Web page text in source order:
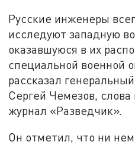
Русские инженеры
исследуют западную
оказавшуюся в их
специальной военной
рассказал
Сергей Чемезов, слова
журнал «Разведчик».
Он отметил, что ни